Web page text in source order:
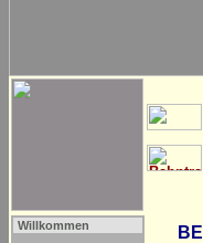
Willkommen